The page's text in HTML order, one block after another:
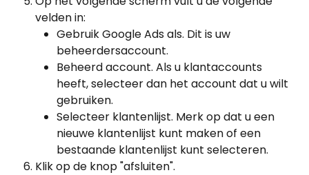
velden in:
Gebruik Google Ads als. Dit is uw
beheerdersaccount.
Beheerd account. Als u klantaccounts
heeft, selecteer dan het account dat u wilt
gebruiken.
Selecteer klantenlijst. Merk op dat u een
nieuwe klantenlijst kunt maken of een
bestaande klantenlijst kunt selecteren.
Klik op de knop "afsluiten".